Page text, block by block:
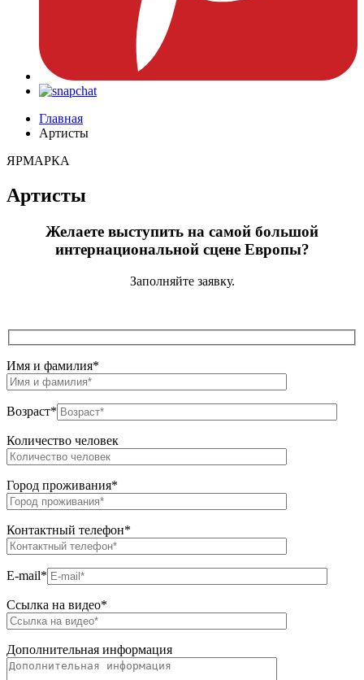
Главная
Артисты
ЯРМАРКА
Артисты
Желаете выступить на самой большой
интернациональной сцене Европы?
Заполняйте заявку.
Имя и фамилия*
Возраст*
Количество человек
Город проживания*
Контактный телефон*
E-mail*
Ссылка на видео*
Дополнительная информация